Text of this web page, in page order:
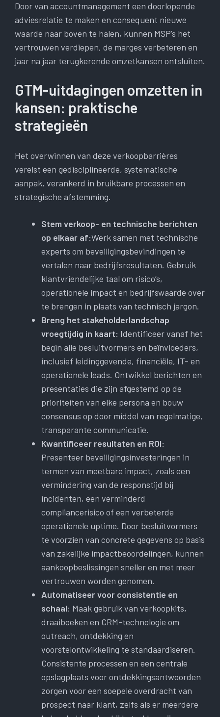
Door van accountmanagement een doorlopende
adviesrelatie te maken en consequent nieuwe
waarde naar boven te halen, kunnen MSP’s het
vertrouwen verdiepen, de marges verbeteren en
jaar na jaar terugkerende omzetkansen ontsluiten.
GTM-uitdagingen omzetten in
kansen: praktische
strategieën
Het overwinnen van deze verkoopbarrières
vereist een gedisciplineerde, systematische
aanpak, verankerd in bruikbare processen en
strategische afstemming.
Stem verkoop- en technische berichten
op elkaar af:Werk samen met technische
experts om beveiligingsbevindingen te
vertalen naar bedrijfsresultaten. Gebruik
klantvriendelijke taal om risico’s,
operationele impact en bedrijfswaarde over
te brengen in plaats van technisch jargon.
Breng het stakeholderlandschap
vroegtijdig in kaart: Identificeer vanaf het
begin alle besluitvormers en beïnvloeders,
inclusief leidinggevende, financiële, IT- en
operationele leads. Ontwikkel berichten en
presentaties die zijn afgestemd op de
prioriteiten van elke persona en bouw
consensus op door middel van regelmatige,
transparante communicatie.
Kwantificeer resultaten en ROI:
Presenteer beveiligingsinvesteringen in
termen van meetbare impact, zoals een
vermindering van de responstijd bij
incidenten, een verminderd
compliancerisico of een verbeterde
operationele uptime. Door besluitvormers
te voorzien van concrete gegevens op basis
van zakelijke impactbeoordelingen, kunnen
aankoopbeslissingen sneller en met meer
vertrouwen worden genomen.
Automatiseer voor consistentie en
schaal: Maak gebruik van verkoopkits,
draaiboeken en CRM-technologie om
outreach, ontdekking en
voorstelontwikkeling te standaardiseren.
Consistente processen en een centrale
opslagplaats voor ontdekkingsantwoorden
zorgen voor een soepele overdracht van
prospect naar klant, zelfs als er meerdere